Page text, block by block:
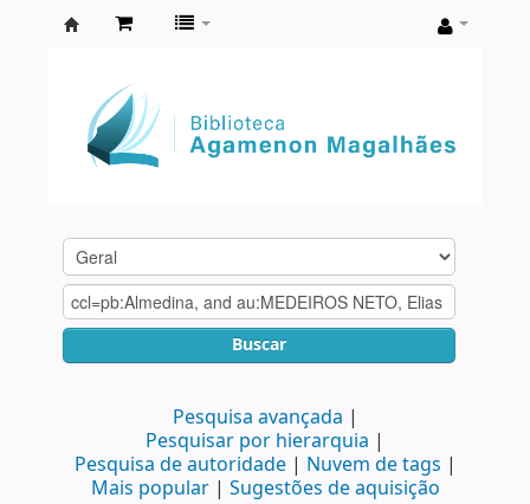
Agamenon
Magalhães
Buscar
Pesquisa avançada
Pesquisar por hierarquia
Pesquisa de autoridade
Nuvem de tags
Mais popular
Sugestões de aquisição